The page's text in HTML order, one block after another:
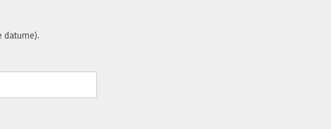
datume).